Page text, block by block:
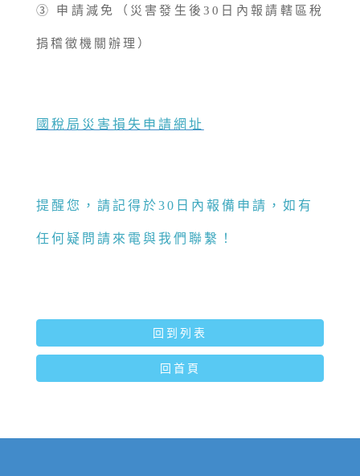
③ 申請減免（災害發生後30日內報請轄區稅
捐稽徵機關辦理）
國稅局災害損失申請網址
提醒您，請記得於30日內報備申請，如有
任何疑問請來電與我們 聯繫！
回到列表
回首頁